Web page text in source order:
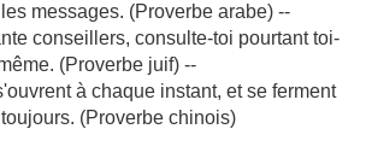
messages. (Proverbe arabe) --
conseillers, consulte-toi pourtant toi-
(Proverbe juif) --
à chaque instant, et se ferment
(Proverbe chinois)